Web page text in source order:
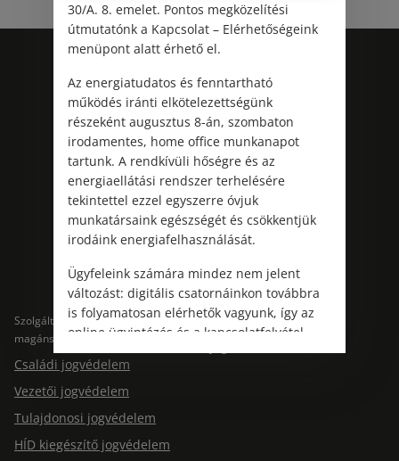
Kövess minket!
Szolgáltatások
magánszemélyeknek
Családi jogvédelem
Vezetői jogvédelem
Tulajdonosi jogvédelem
HÍD kiegészítő jogvédelem
Szolgáltatások cégeknek
30/A. 8. emelet. Pontos megközelítési
útmutatónk a Kapcsolat – Elérhetőségeink
menüpont alatt érhető el.
Az energiatudatos és fenntartható
működés iránti elkötelezettségünk
részeként augusztus 8-án, szombaton
irodamentes, home office munkanapot
tartunk. A rendkívüli hőségre és az
energiaellátási rendszer terhelésére
tekintettel ezzel egyszerre óvjuk
munkatársaink egészségét és csökkentjük
irodáink energiafelhasználását.
Ügyfeleink számára mindez nem jelent
változást: digitális csatornáinkon továbbra
is folyamatosan elérhetők vagyunk, így az
online ügyintézés és a kapcsolatfelvétel
változatlanul biztosított.